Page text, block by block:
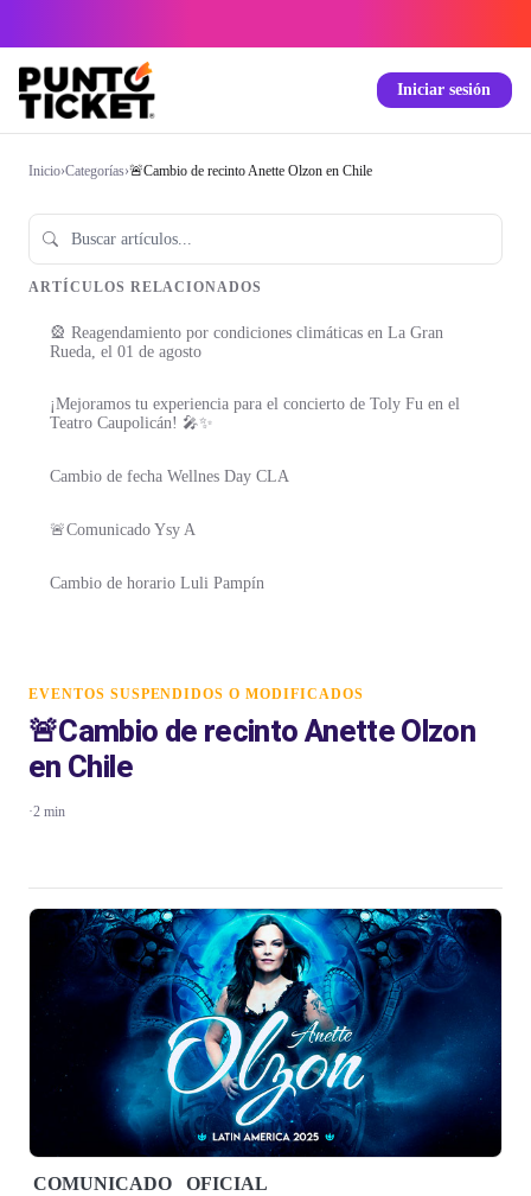
Iniciar sesión
Inicio›Categorías›🚨Cambio de recinto Anette Olzon en Chile
ARTÍCULOS RELACIONADOS
🎡 Reagendamiento por condiciones climáticas en La Gran
Rueda, el 01 de agosto
¡Mejoramos tu experiencia para el concierto de Toly Fu en el
Teatro Caupolicán! 🎤✨
Cambio de fecha Wellnes Day CLA
🚨Comunicado Ysy A
Cambio de horario Luli Pampín
EVENTOS SUSPENDIDOS O MODIFICADOS
🚨Cambio de recinto Anette Olzon
en Chile
·2 min
COMUNICADO OFICIAL